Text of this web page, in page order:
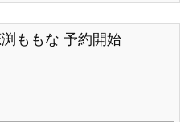
ももな 予約開始